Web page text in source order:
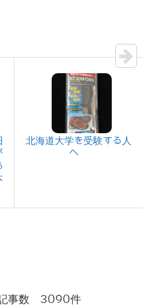
北海道大学を受験する人
へ
記事数 3090件